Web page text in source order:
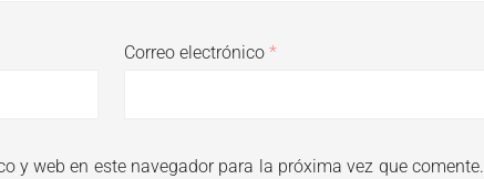
Correo electrónico*
y web en este navegador para la próxima vez que comente.